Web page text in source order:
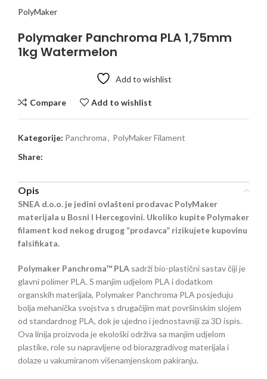
PolyMaker
Polymaker Panchroma PLA 1,75mm
1kg Watermelon
Add to wishlist
Compare Add to wishlist
Kategorije: Panchroma, PolyMaker Filament
Share:
Opis
SNEA d.o.o. je jedini ovlašteni prodavac PolyMaker
materijala u Bosni I Hercegovini. Ukoliko kupite Polymaker
filament kod nekog drugog “prodavca” rizikujete kupovinu
falsifikata.
Polymaker Panchroma™ PLA sadrži bio-plastični sastav čiji je
glavni polimer PLA. S manjim udjelom PLA i dodatkom
organskih materijala, Polymaker Panchroma PLA posjeduju
bolja mehanička svojstva s drugačijim mat površinskim slojem
od standardnog PLA, dok je ujedno i jednostavniji za 3D ispis.
Ova linija proizvoda je ekološki održiva sa manjim udjelom
plastike, role su napravljene od biorazgradivog materijala i
dolaze u vakumiranom višenamjenskom pakiranju.